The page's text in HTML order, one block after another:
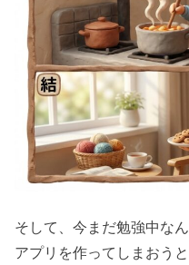
そして、今まだ勉強中なん
アプリを作ってしまおう